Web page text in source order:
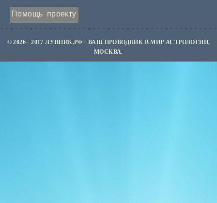
Помощь проекту
© 2026 - 2017 ЛУННИК.РФ - ВАШ ПРОВОДНИК В МИР АСТРОЛОГИИ,
МОСКВА.